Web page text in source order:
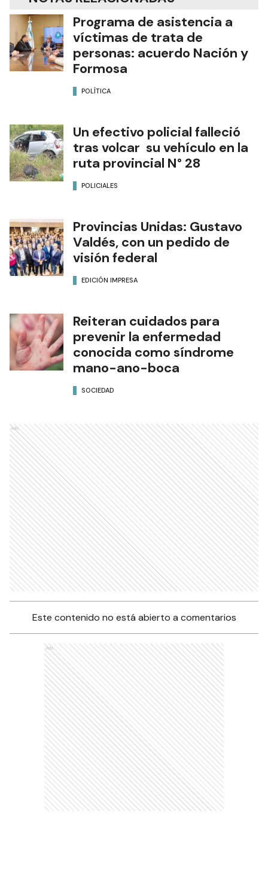
Programa de asistencia a
víctimas de trata de
personas: acuerdo Nación y
Formosa
POLÍTICA
Un efectivo policial falleció
tras volcar su vehículo en la
ruta provincial N° 28
POLICIALES
Provincias Unidas: Gustavo
Valdés, con un pedido de
visión federal
EDICIÓN IMPRESA
Reiteran cuidados para
prevenir la enfermedad
conocida como síndrome
mano-ano-boca
SOCIEDAD
Ads
Este contenido no está abierto a comentarios
Ads